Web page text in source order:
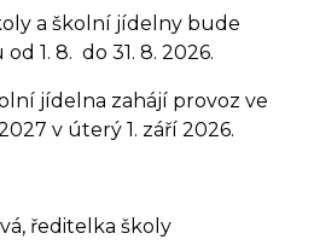
a školní jídelny bude
1. 8. do 31. 8. 2026.
jídelna zahájí provoz ve
v úterý 1. září 2026.
ředitelka školy